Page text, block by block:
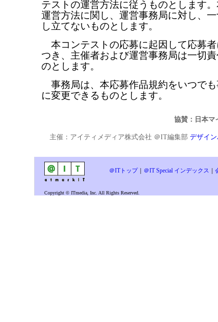
テストの運営方法に従うものとします
運営方法に関し、運営事務局に対し、
し立てないものとします。
本コンテストの応募に起因して応募
つき、主催者および運営事務局は一切
のとします。
事務局は、本応募作品規約をいつで
に変更できるものとします。
協賛：日本マ
主催：アイティメディア株式会社 ＠IT編集部 デザイ
＠ITトップ｜ ＠IT Special インデックス
Copyright © ITmedia, Inc. All Rights Reserved.